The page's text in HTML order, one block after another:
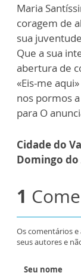
Maria
coragem de
sua
Que a sua
abertura de
«Eis-me
nos pormos
para O
Cidade do
Domingo do
1
Os comentários e
seus autores e
Seu nome